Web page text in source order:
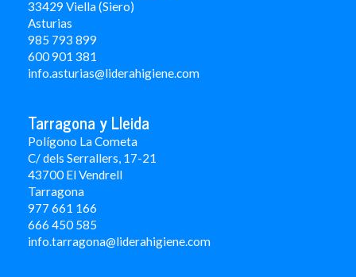
33429 Viella (Siero)
Asturias
985 793 899
600 901 381
info.asturias@liderahigiene.com
Tarragona y Lleida
Polígono La Cometa
C/ dels Serrallers, 17-21
43700 El Vendrell
Tarragona
977 661 166
666 450 585
info.tarragona@liderahigiene.com